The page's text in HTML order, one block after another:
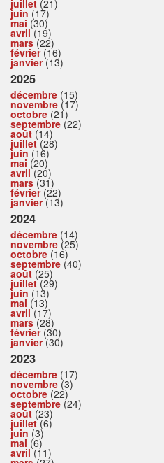
juillet (21)
juin (17)
mai (30)
avril(19)
mars(22)
février(16)
janvier(13)
2025
décembre (15)
novembre (17)
octobre (21)
septembre (22)
août (14)
juillet(28)
juin (16)
mai (20)
avril(20)
mars(31)
février(22)
janvier(13)
2024
décembre (14)
novembre (25)
octobre (16)
septembre (40)
août (25)
juillet(29)
juin (13)
mai (13)
avril(17)
mars(28)
février(30)
janvier(30)
2023
décembre (17)
novembre (3)
octobre (22)
septembre (24)
août (23)
juillet(6)
juin (3)
mai (6)
avril(11)